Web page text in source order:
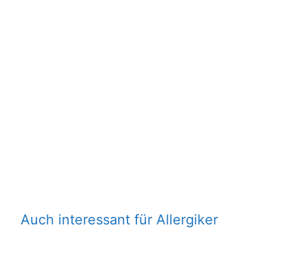
Auch interessant für Allergiker